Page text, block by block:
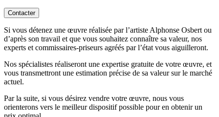
Contacter
Si vous détenez une œuvre réalisée par l’artiste Alphonse Osbert ou
d’après son travail et que vous souhaitez connaître sa valeur, nos
experts et commissaires-priseurs agréés par l’état vous aiguilleront.
Nos spécialistes réaliseront une expertise gratuite de votre œuvre, et
vous transmettront une estimation précise de sa valeur sur le marché
actuel.
Par la suite, si vous désirez vendre votre œuvre, nous vous
orienterons vers le meilleur dispositif possible pour en obtenir un